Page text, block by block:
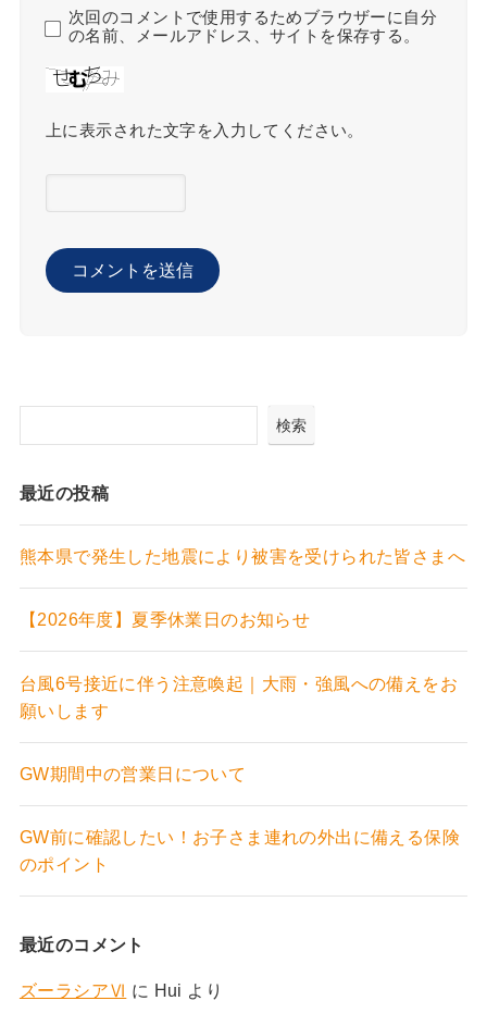
次回のコメントで使用するためブラウザーに自分
の名前、メールアドレス、サイトを保存する。
上に表示された文字を入力してください。
検索
最近の投稿
熊本県で発生した地震により被害を受けられた皆さまへ
【2026年度】夏季休業日のお知らせ
台風6号接近に伴う注意喚起｜大雨・強風への備えをお
願いします
GW期間中の営業日について
GW前に確認したい！お子さま連れの外出に備える保険
のポイント
最近のコメント
ズーラシアⅥ に Hui より